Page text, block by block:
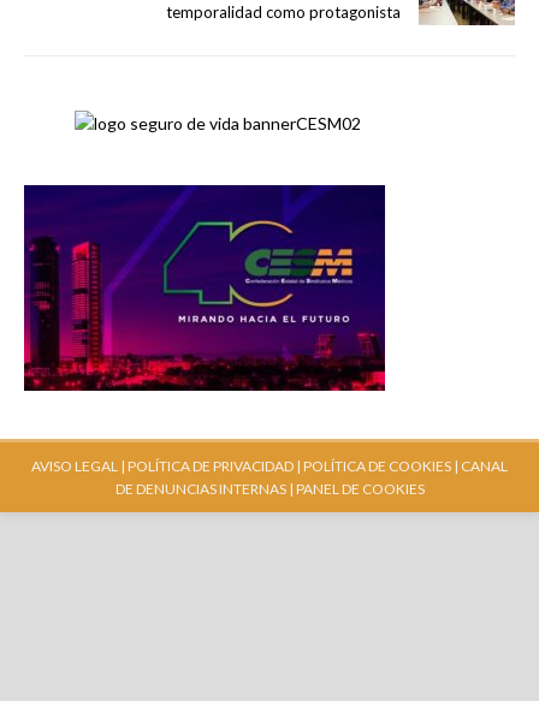
temporalidad como protagonista
AVISO LEGAL | POLÍTICA DE PRIVACIDAD | POLÍTICA DE COOKIES | CANAL
DE DENUNCIAS INTERNAS| PANEL DE COOKIES